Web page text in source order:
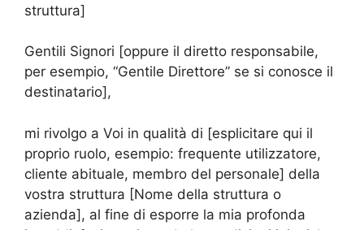
struttura]
Gentili Signori [oppure il diretto responsabile,
per esempio, “Gentile Direttore” se si conosce il
destinatario],
mi rivolgo a Voi in qualità di [esplicitare qui il
proprio ruolo, esempio: frequente utilizzatore,
cliente abituale, membro del personale] della
vostra struttura [Nome della struttura o
azienda], al fine di esporre la mia profonda